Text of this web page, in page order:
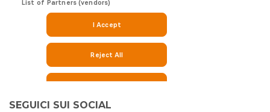
SEGUICI SUI SOCIAL